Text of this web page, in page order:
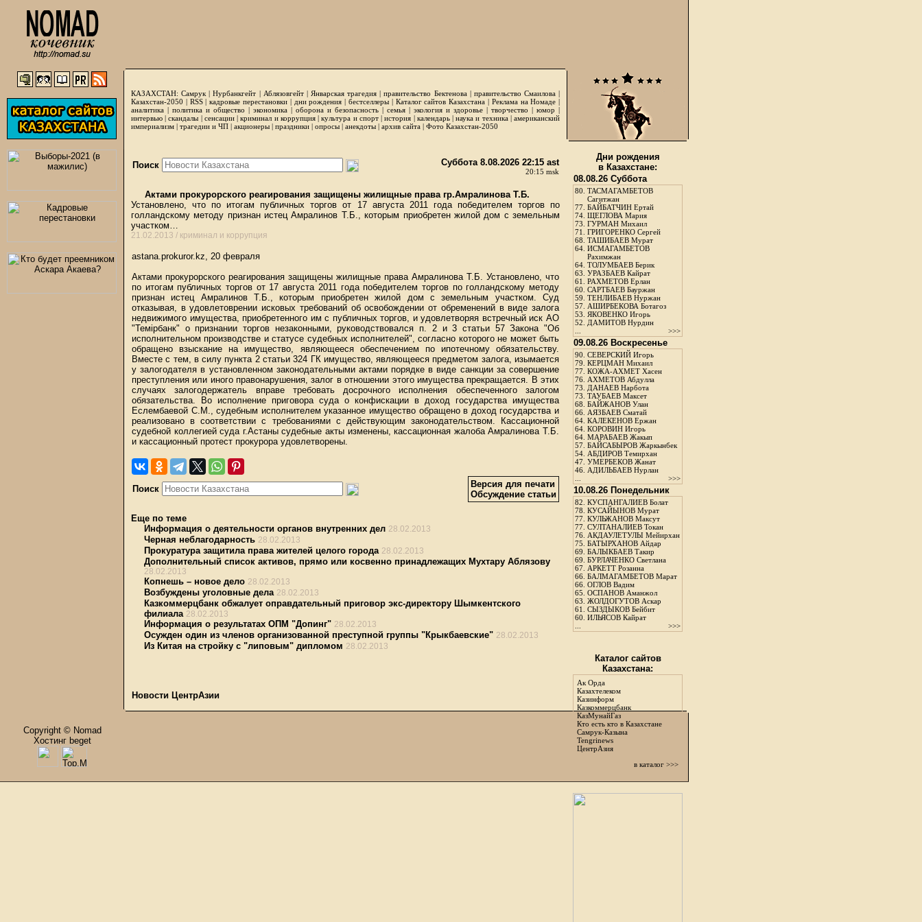
КАЗАХСТАН: Самрук |Нурбанкгейт | Аблязовгейт| Январская трагедия |правительство Бектенова| правительство Смаилова|
Казахстан-2050 | RSS|кадровые перестановки| дни рождения | бестселлеры| Каталог сайтов Казахстана | Реклама на Номаде |
аналитика | политика и общество | экономика | оборона и безопасность | семья | экология и здоровье | творчество | юмор |
интервью |скандалы | сенсации|криминал и коррупция|культура и спорт|история | календарь|наука и техника|американский
империализм | трагедии и ЧП | акционеры | праздники | опросы | анекдоты | архив сайта | Фото Казахстан-2050
Поиск Суббота 8.08.2026 22:15 ast
20:15 msk
Актами прокурорского реагирования защищены жилищные права гр.Амралинова Т.Б.
Установлено, что по итогам публичных торгов от 17 августа 2011 года победителем торгов по
голландскому методу признан истец Амралинов Т.Б., которым приобретен жилой дом с земельным
участком…
21.02.2013 / криминал и коррупция
astana.prokuror.kz, 20 февраля
Актами прокурорского реагирования защищены жилищные права Амралинова Т.Б. Установлено, что
по итогам публичных торгов от 17 августа 2011 года победителем торгов по голландскому методу
признан истец Амралинов Т.Б., которым приобретен жилой дом с земельным участком. Суд
отказывая, в удовлетоврении исковых требований об освобождении от обременений в виде залога
недвижимого имущества, приобретенного им с публичных торгов, и удовлетворяя встречный иск АО
"Темірбанк" о признании торгов незаконными, руководствовался п. 2 и 3 статьи 57 Закона "Об
исполнительном производстве и статусе судебных исполнителей", согласно которого не может быть
обращено взыскание на имущество, являющееся обеспечением по ипотечному обязательству.
Вместе с тем, в силу пункта 2 статьи 324 ГК имущество, являющееся предметом залога, изымается
у залогодателя в установленном законодательными актами порядке в виде санкции за совершение
преступления или иного правонарушения, залог в отношении этого имущества прекращается. В этих
случаях залогодержатель вправе требовать досрочного исполнения обеспеченного залогом
обязательства. Во исполнение приговора суда о конфискации в доход государства имущества
Еслембаевой С.М., судебным исполнителем указанное имущество обращено в доход государства и
реализовано в соответствии с требованиями с действующим законодательством. Кассационной
судебной коллегией суда г.Астаны судебные акты изменены, кассационная жалоба Амралинова Т.Б.
и кассационный протест прокурора удовлетворены.
Поиск
Версия для печати
Обсуждение статьи
Еще по теме
Информация о деятельности органов внутренних дел 28.02.2013
Черная неблагодарность 28.02.2013
Прокуратура защитила права жителей целого города 28.02.2013
Дополнительный список активов, прямо или косвенно принадлежащих Мухтару Аблязову
28.02.2013
Копнешь – новое дело 28.02.2013
Возбуждены уголовные дела 28.02.2013
Казкоммерцбанк обжалует оправдательный приговор экс-директору Шымкентского
филиала 28.02.2013
Информация о результатах ОПМ "Допинг" 28.02.2013
Осужден один из членов организованной преступной группы "Крыкбаевские" 28.02.2013
Из Китая на стройку с "липовым" дипломом 28.02.2013
Новости ЦентрАзии
Дни рождения
в Казахстане:
08.08.26 Суббота
80. ТАСМАГАМБЕТОВ
Сагитжан
77. БАЙБАТЧИН Ертай
74. ЩЕГЛОВА Мария
73. ГУРМАН Михаил
71. ГРИГОРЕНКО Сергей
68. ТАШИБАЕВ Мурат
64. ИСМАГАМБЕТОВ
Рахимжан
64. ТОЛУМБАЕВ Берик
63. УРАЗБАЕВ Кайрат
61. РАХМЕТОВ Ерлан
60. САРТБАЕВ Бауржан
59. ТЕНЛИБАЕВ Нуржан
57. АШИРБЕКОВА Ботагоз
53. ЯКОВЕНКО Игорь
52. ДАМИТОВ Нурдин
>>>
09.08.26 Воскресенье
90. СЕВЕРСКИЙ Игорь
79. КЕРЦМАН Михаил
77. КОЖА-АХМЕТ Хасен
76. АХМЕТОВ Абдулла
73. ДАНАЕВ Нарбота
73. ТАУБАЕВ Максет
68. БАЙЖАНОВ Улан
66. АЯЗБАЕВ Сматай
64. КАЛЕКЕНОВ Ержан
64. КОРОВИН Игорь
64. МАРАБАЕВ Жакып
57. БАЙСАБЫРОВ Жаркынбек
54. АБДИРОВ Темирхан
47. УМЕРБЕКОВ Жанат
46. АДИЛЬБАЕВ Нурлан
>>>
10.08.26 Понедельник
82. КУСПАНГАЛИЕВ Болат
78. КУСАЙЫНОВ Мурат
77. КУЛЬЖАНОВ Максут
77. СУЛТАНАЛИЕВ Токан
76. АКДАУЛЕТУЛЫ Мейирхан
75. БАТЫРХАНОВ Айдар
69. БАЛЫКБАЕВ Такир
69. БУРЛАЧЕНКО Светлана
67. АРКЕТТ Розанна
66. БАЛМАГАМБЕТОВ Марат
66. ОГЛОВ Вадим
65. ОСПАНОВ Аманжол
63. ЖОЛДОГУТОВ Аскар
61. СЫЗДЫКОВ Бейбит
60. ИЛЬЯСОВ Кайрат
>>>
Каталог сайтов
Казахстана:
Ак Орда
Казахтелеком
Казинформ
Казкоммерцбанк
КазМунайГаз
Кто есть кто в Казахстане
Самрук-Казына
Tengrinews
ЦентрАзия
в каталог >>>
Copyright © Nomad
Хостинг beget